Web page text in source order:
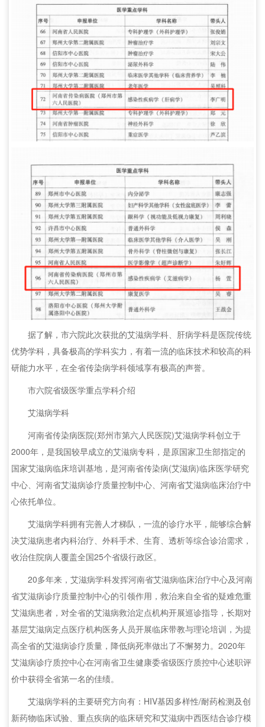
据了解，市六院此次获批的艾滋病学科、肝病学科是医院传统
优势学科，具备极高的学科实力，有着一流的临床技术和较高的科
研能力水平，在全省传染病学科领域享有极高的声誉。
市六院省级医学重点学科介绍
艾滋病学科
河南省传染病医院(郑州市第六人民医院)艾滋病学科创立于
2000年，是我国较早成立的艾滋病专科，是原国家卫生部指定的
国家艾滋病临床培训基地，是河南省传染病(艾滋病)临床医学研究
中心、河南省艾滋病诊疗质量控制中心、河南省艾滋病临床治疗中
心依托单位。
艾滋病学科拥有完善人才梯队，一流的诊疗水平，能够综合解
决艾滋病患者内科治疗、外科手术、生育、透析等综合诊治需求，
收治住院病人覆盖全国25个省级行政区。
20多年来，艾滋病学科发挥河南省艾滋病临床治疗中心及河南
省艾滋病诊疗质量控制中心的引领作用，救治来自全省的疑难危重
艾滋病患者，对全省的艾滋病救治定点机构开展巡诊指导，长期对
基层艾滋病定点医疗机构医务人员开展临床带教与理论培训，为提
高全省的艾滋病诊疗质量，降低病死率做出了不懈努力。2020年
艾滋病诊疗质控中心在河南省卫生健康委省级医疗质控中心述职评
价中获得全省第一名的佳绩。
艾滋病学科的主要研究方向有：HIV基因多样性/耐药检测及创
新药物临床试验、重点疾病的临床研究和艾滋病中西医结合诊疗模